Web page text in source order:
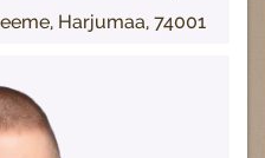
Harjumaa, 74001